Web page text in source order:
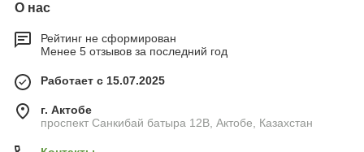
О нас
Рейтинг не сформирован
Менее 5 отзывов за последний год
Работает с 15.07.2025
г. Актобе
проспект Санкибай батыра 12В, Актобе, Казахстан